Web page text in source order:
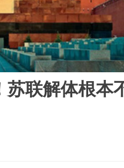
苏联解体根本